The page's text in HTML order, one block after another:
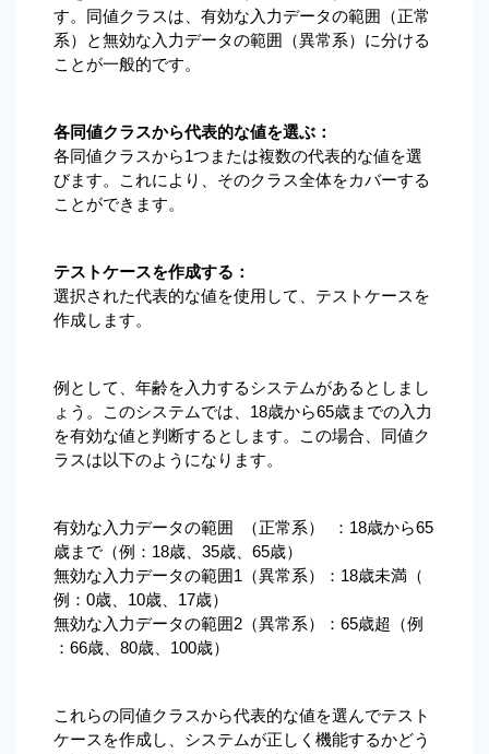
す。同値クラスは、有効な入力データの範囲（正常
系）と無効な入力データの範囲（異常系）に分ける
ことが一般的です。
各同値クラスから代表的な値を選ぶ：
各同値クラスから1つまたは複数の代表的な値を選
びます。これにより、そのクラス全体をカバーする
ことができます。
テストケースを作成する：
選択された代表的な値を使用して、テストケースを
作成します。
例として、年齢を入力するシステムがあるとしまし
ょう。このシステムでは、18歳から65歳までの入力
を有効な値と判断するとします。この場合、同値ク
ラスは以下のようになります。
有効な入力データの範囲  （正常系）  ：18歳から65
歳まで（例：18歳、35歳、65歳）
無効な入力データの範囲1（異常系）：18歳未満（
例：0歳、10歳、17歳）
無効な入力データの範囲2（異常系）：65歳超（例
：66歳、80歳、100歳）
これらの同値クラスから代表的な値を選んでテスト
ケースを作成し、システムが正しく機能するかどう